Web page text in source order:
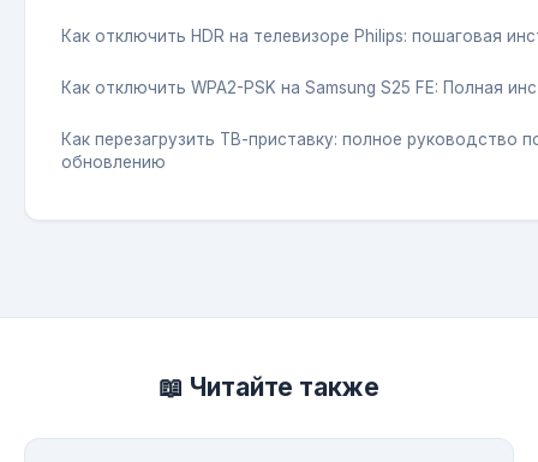
Как отключить HDR на телевизоре Philips: пошаговая
Как отключить WPA2-PSK на Samsung S25 FE: Полная
Как перезагрузить ТВ-приставку: полное руководство
обновлению
📖 Читайте также